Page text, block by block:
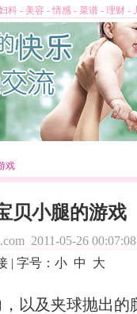
科 - 美容 - 情感 - 菜谱 - 理财 -
戏
贝小腿的游戏
2011-05-26 00:07:08
| 字号： 小 中 大
以及夹球抛出的